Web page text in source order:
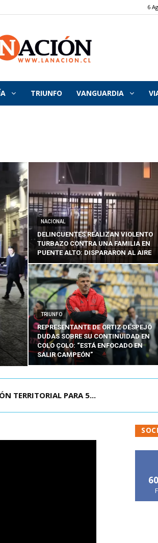
6
La
Nación
TRIUNFO VANGUARDIA
NACIONAL
DELINCUENTES REALIZAN VIOLENTO
TURBAZO CONTRA UNA FAMILIA EN
PUENTE ALTO: DISPARARON AL AIRE
TRIUNFO
REPRESENTANTE DE ORTIZ DESPEJÓ
DUDAS SOBRE SU CONTINUIDAD EN
COLO COLO: “ESTÁ ENFOCADO EN
SALIR CAMPEÓN”
TERRITORIAL PARA 5...